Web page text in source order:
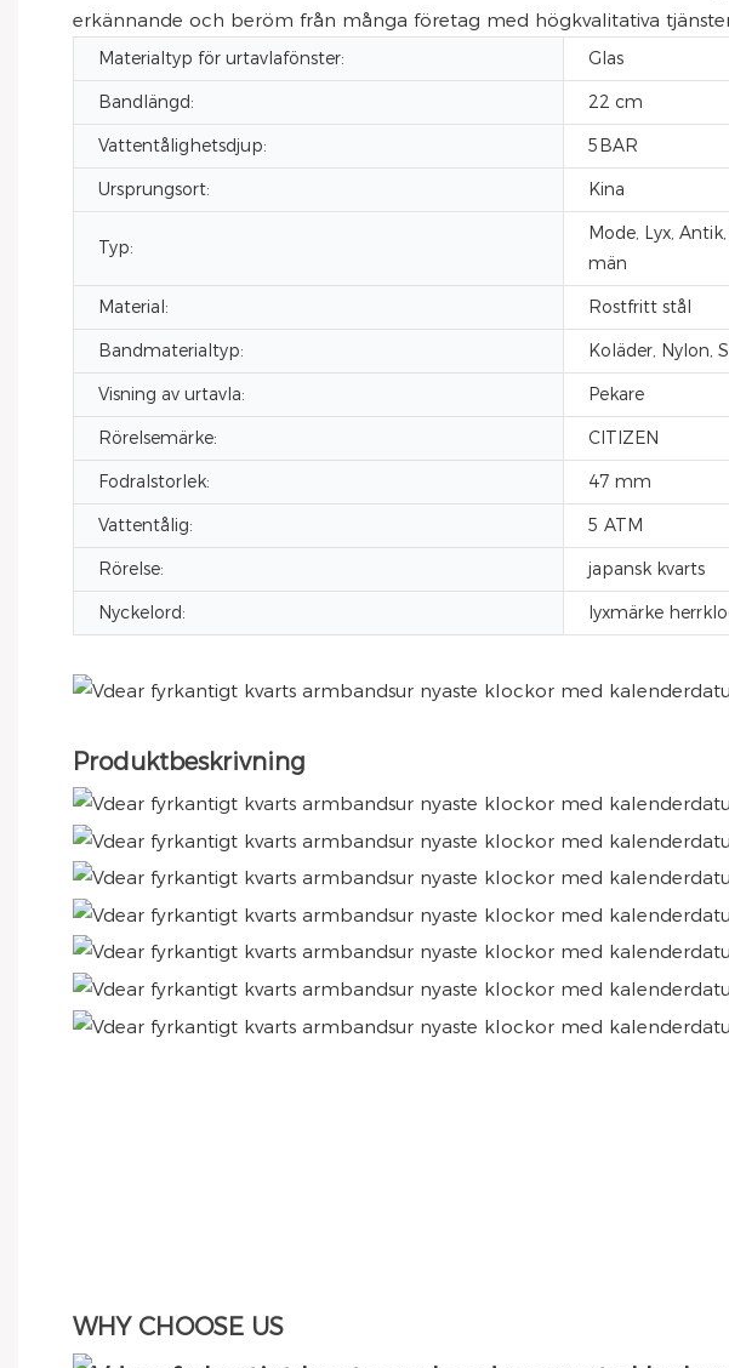
erkännande och beröm från många företag med högkvalitativa
Materialtyp för urtavlafönster: Glas
Bandlängd:
22 cm
Vattentålighetsdjup:
5BAR
Ursprungsort:
Kina
Typ:
Mode, Lyx,
män
Material: Rostfritt stål
Bandmaterialtyp:
Koläder, Nylon,
Visning av urtavla:
Pekare
Rörelsemärke:
CITIZEN
Fodralstorlek:
47 mm
Vattentålig:
5 ATM
Rörelse:
japansk kvarts
Nyckelord:
lyxmärke
Produktbeskrivning
WHY CHOOSE US